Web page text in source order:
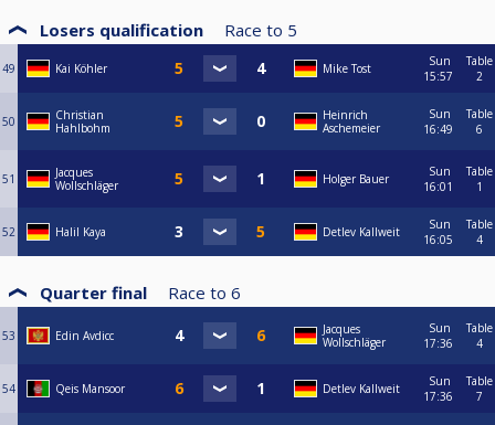
Losers qualification Race to 5
49 Kai Köhler Mike Tost
Sun
15:57
Table
2
50
Christian
Hahlbohm
Heinrich
Aschemeier
Sun
16:49
Table
6
51
Jacques
Wollschläger
Holger Bauer
Sun
16:01
Table
1
52 Halil Kaya Detlev Kallweit
Sun
16:05
Table
4
Quarter final Race to 6
53 Edin Avdicc
Jacques
Wollschläger
Sun
17:36
Table
4
54 Qeis Mansoor Detlev Kallweit
Sun
17:36
Table
7